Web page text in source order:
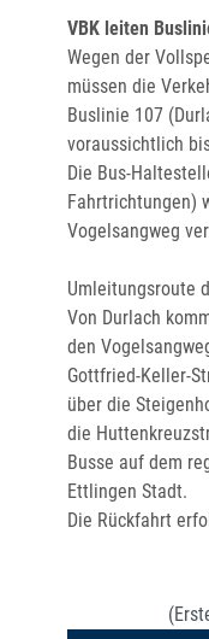
VBK leiten
Wegen der
müssen die
Buslinie 107
voraussichtlich
Die Bus-
Fahrtrichtungen)
Vogelsangweg
Umleitungsroute
Von Durlach
den
Gottfried-Keller-
über die
die
Busse auf dem
Ettlingen Stadt.
Die Rückfahrt